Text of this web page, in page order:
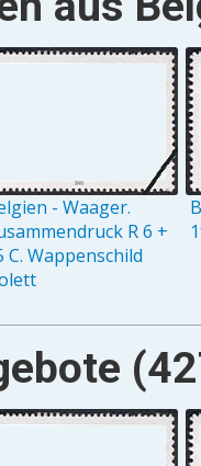
- Waager.
R 6 +
C. Wappenschild